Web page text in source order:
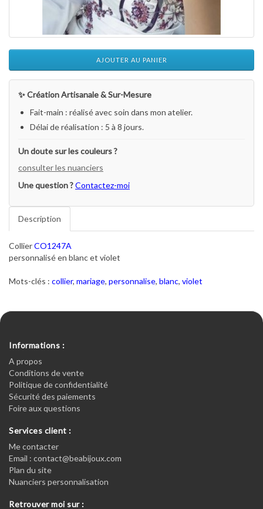
AJOUTER AU PANIER
✨ Création Artisanale & Sur-Mesure
Fait-main : réalisé avec soin dans mon atelier.
Délai de réalisation : 5 à 8 jours.
Un doute sur les couleurs ?
consulter les nuanciers
Une question ?Contactez-moi
Description
CollierCO1247A
personnalisé en blanc et violet
Mots-clés : collier, mariage, personnalise, blanc, violet
Informations :
A propos
Conditions de vente
Politique de confidentialité
Sécurité des paiements
Foire aux questions
Services client :
Me contacter
Email : contact@beabijoux.com
Plan du site
Nuanciers personnalisation
Retrouver moi sur :